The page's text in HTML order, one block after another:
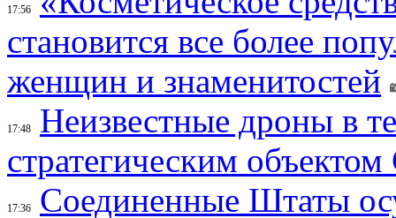
17:56
становится все более
женщин и знаменитостей
17:48
Неизвестные дроны в
стратегическим
17:36
Соединенные Штаты